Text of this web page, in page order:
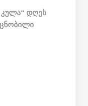
კულა“ დღეს